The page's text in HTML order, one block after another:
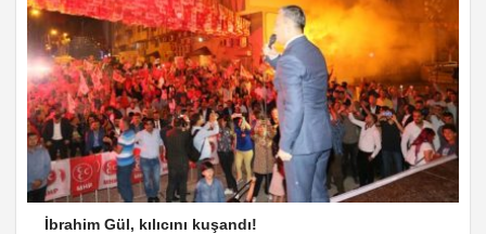
İbrahim Gül, kılıcını kuşandı!